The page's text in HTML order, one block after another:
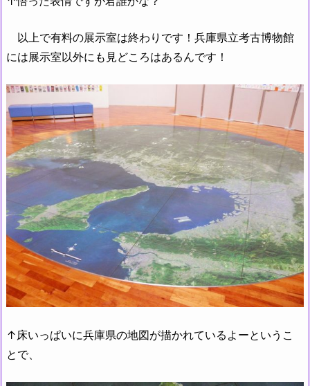
以上で有料の展示室は終わりです！兵庫県立考古博物館
には展示室以外にも見どころはあるんです！
↑床いっぱいに兵庫県の地図が描かれているよーというこ
とで、